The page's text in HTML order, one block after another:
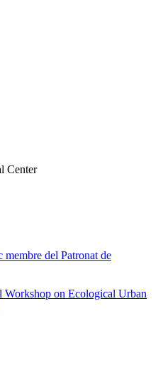
Center
membre del Patronat de
on Ecological Urban